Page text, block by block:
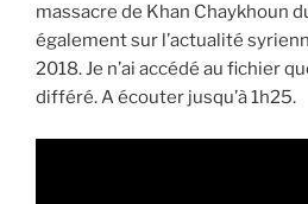
massacre de Khan Chaykhoun
également sur l’actualité
2018. Je n’ai accédé au fichier
différé. A écouter jusqu’à 1h25.